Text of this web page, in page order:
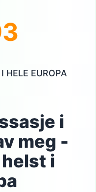
HELE EUROPA
i
meg -
i